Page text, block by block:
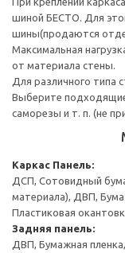
шиной БЕСТО. Для
шины(продаются
Максимальная
от материала стены.
Для различного типа
Выберите
саморезы и т. п. (не
Каркас Панель:
ДСП, Сотовидный
материала), ДВП,
Пластиковая
Задняя панель:
ДВП, Бумажная